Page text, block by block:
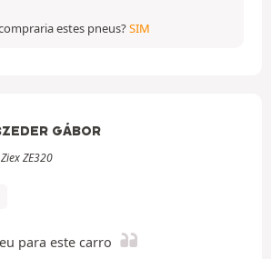
estes pneus?SIM
GÁBOR
ZE320
para este carro